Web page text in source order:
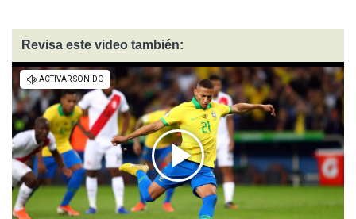
Revisa este video también: